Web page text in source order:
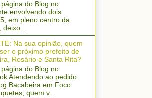
do Blog no
envolvendo dois
em pleno centro da
deixo...
Na sua opinião, quem
o próximo prefeito de
Rosário e Santa Rita?
do Blog no
Atendendo ao pedido
Bacabeira em Foco
quem v...